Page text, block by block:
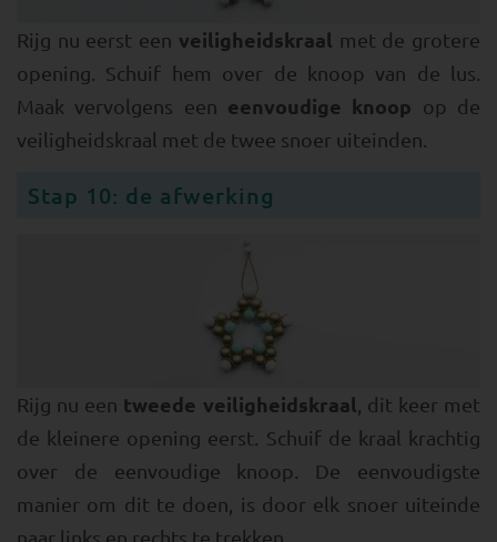
Rijg nu eerst een veiligheidskraal met de grotere
opening. Schuif hem over de knoop van de lus.
Maak vervolgens een eenvoudige knoop op de
veiligheidskraal met de twee snoer uiteinden.
Stap 10: de afwerking
Rijg nu een tweede veiligheidskraal , dit keer met
de kleinere opening eerst. Schuif de kraal krachtig
over de eenvoudige knoop. De eenvoudigste
manier om dit te doen, is door elk snoer uiteinde
naar links en rechts te trekken.